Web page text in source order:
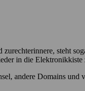
steht
in die
andere Domains